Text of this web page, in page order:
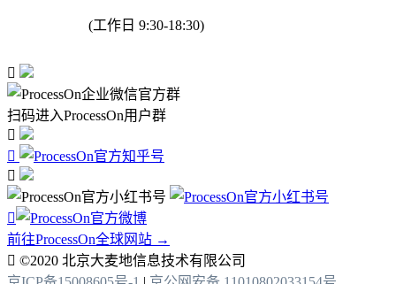
(工作日 9:30-18:30)

扫码进入ProcessOn用户群




前往ProcessOn全球网站 →
 ©2020 北京大麦地信息技术有限公司